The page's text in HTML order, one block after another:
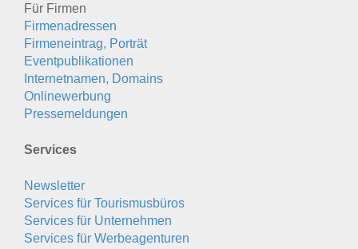
Für Firmen
Firmenadressen
Firmeneintrag, Porträt
Eventpublikationen
Internetnamen, Domains
Onlinewerbung
Pressemeldungen
Services
Newsletter
Services für Tourismusbüros
Services für Unternehmen
Services für Werbeagenturen